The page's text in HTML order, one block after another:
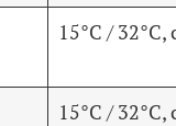
15°C / 32°C,
15°C / 32°C,